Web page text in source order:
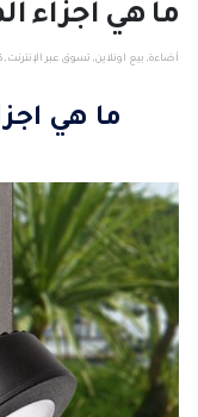
ما هي اجزاء
أضاءة, بيع اونلاين, تسوق عبر الإنترنت ,
ما هي